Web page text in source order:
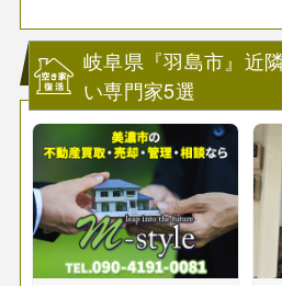
岐阜県『羽島市』近
い専門家5選